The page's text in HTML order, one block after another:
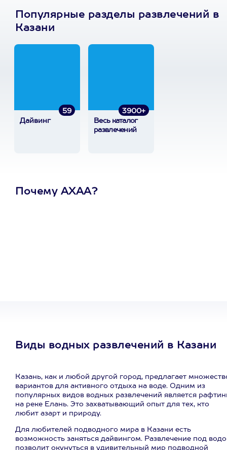
Популярные разделы развлечений в
Казани
59
Дайвинг
3900+
Весь каталог
развлечений
Почему АХАА?
Виды водных развлечений в Казани
Казань, как и любой другой город, предлагает
вариантов для активного отдыха на воде. Одним из
популярных видов водных развлечений является
на реке Елань. Это захватывающий опыт для тех, кто
любит азарт и природу.
Для любителей подводного мира в Казани есть
возможность заняться дайвингом. Развлечение под
позволит окунуться в удивительный мир подводной